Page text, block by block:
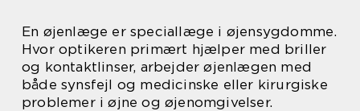
En øjenlæge er speciallæge i øjensygdomme.
Hvor optikeren primært hjælper med briller
og kontaktlinser, arbejder øjenlægen med
både synsfejl og medicinske eller kirurgiske
problemer i øjne og øjenomgivelser.